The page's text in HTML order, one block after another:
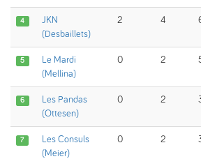
4
JKN
(Desbaillets)
2 4
5
Le Mardi
(Mellina)
0 2
6
Les Pandas
(Ottesen)
0 2
7
Les Consuls
(Meier)
0 2